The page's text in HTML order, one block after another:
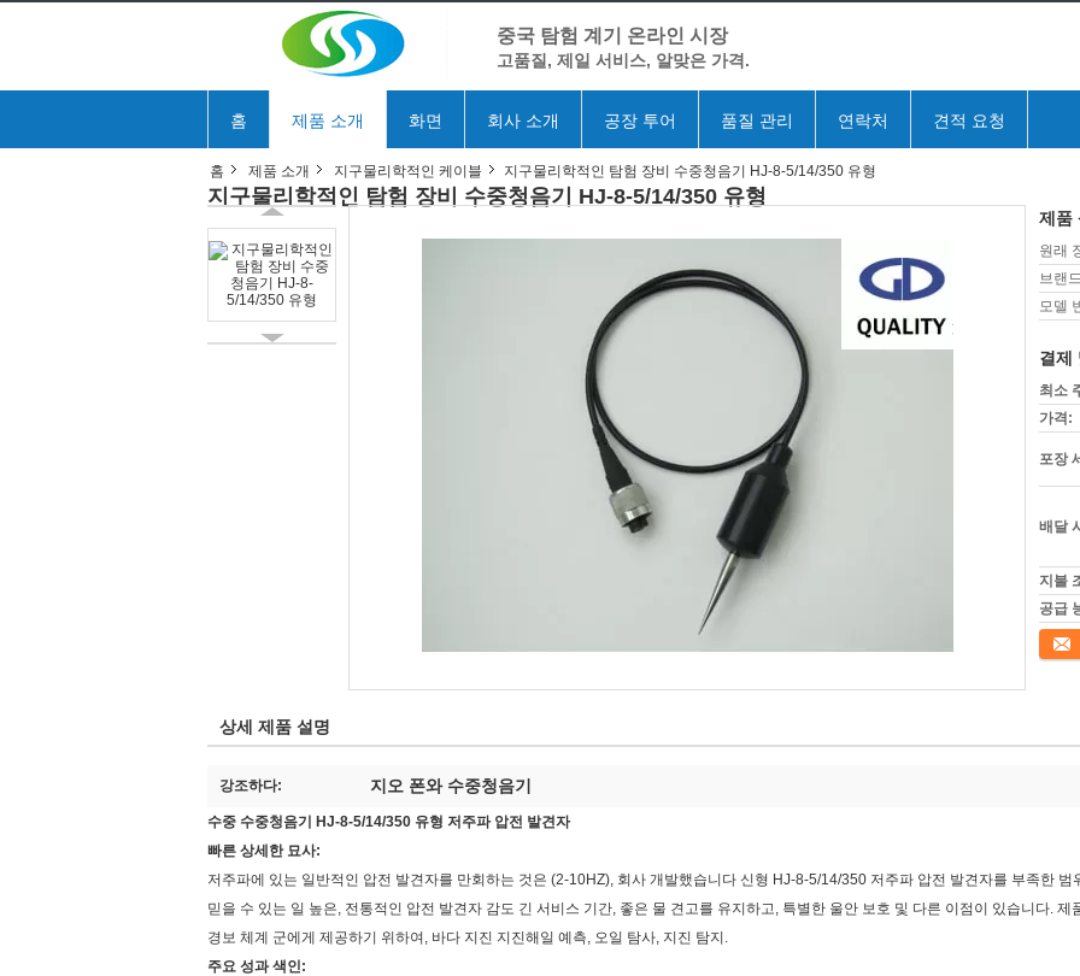
중국 탐험 계기 온라인 시장
고품질, 제일 서비스, 알맞은 가격.
홈 제품 소개 화면 회사 소개 공장 투어 품질 관리 연락처 견적 요청
홈 제품 소개 지구물리학적인 케이블 지구물리학적인 탐험 장비 수중청음기 HJ-8-5/14/350 유형
지구물리학적인 탐험 장비 수중청음기 HJ-8-5/14/350 유형
제품
원래
브랜
모델
결제
최소
가격:
포장
배달
지불
공급
접촉
상세 제품 설명
강조하다: 지오 폰와 수중청음기
수중 수중청음기 HJ-8-5/14/350 유형 저주파 압전 발견자
빠른 상세한 묘사:
저주파에 있는 일반적인 압전 발견자를 만회하는 것은 (2-10HZ), 회사 개발했습니다 신형 HJ-8-5/14/350 저주파 압전 발견자를 부족한
믿을 수 있는 일 높은, 전통적인 압전 발견자 감도 긴 서비스 기간, 좋은 물 견고를 유지하고, 특별한 울안 보호 및 다른 이점이 있습니다.
경보 체계 군에게 제공하기 위하여, 바다 지진 지진해일 예측, 오일 탐사, 지진 탐지.
주요 성과 색인: